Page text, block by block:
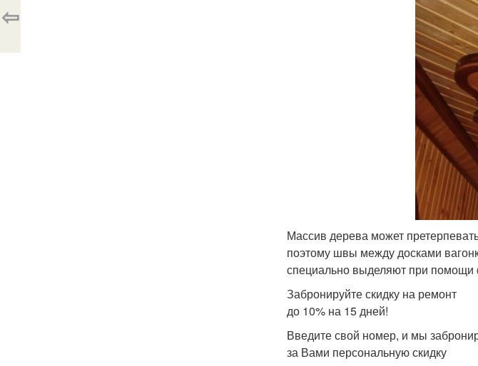
Массив дерева может
поэтому швы между досками
специально выделяют при помощи
Забронируйте скидку на ремонт
до 10% на 15 дней!
Введите свой номер, и мы
за Вами персональную скидку
⇦